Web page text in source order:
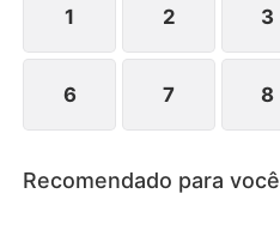
1 2 3
6 7 8
Recomendado para você